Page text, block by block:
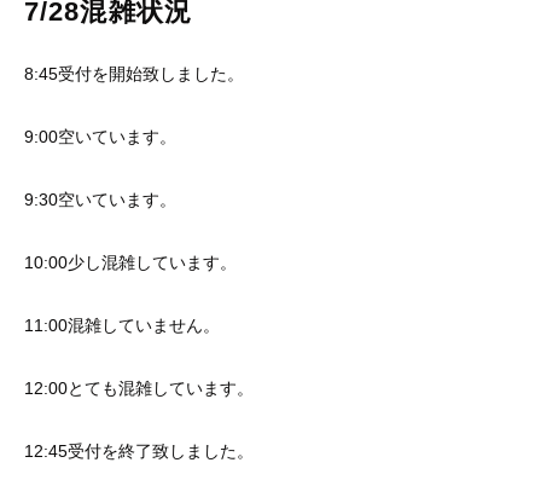
7/28混雑状況
8:45受付を開始致しました。
9:00空いています。
9:30空いています。
10:00少し混雑しています。
11:00混雑していません。
12:00とても混雑しています。
12:45受付を終了致しました。